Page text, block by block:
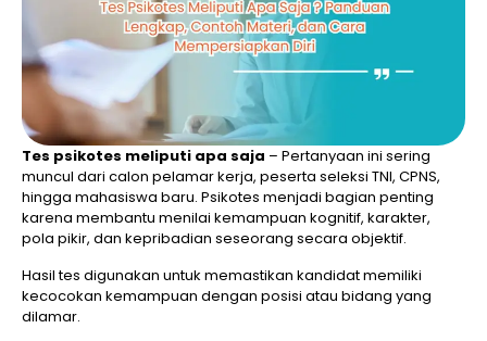
Tes psikotes meliputi apa saja – Pertanyaan ini sering
muncul dari calon pelamar kerja, peserta seleksi TNI, CPNS,
hingga mahasiswa baru. Psikotes menjadi bagian penting
karena membantu menilai kemampuan kognitif, karakter,
pola pikir, dan kepribadian seseorang secara objektif.
Hasil tes digunakan untuk memastikan kandidat memiliki
kecocokan kemampuan dengan posisi atau bidang yang
dilamar.